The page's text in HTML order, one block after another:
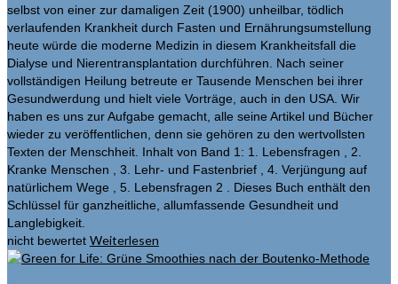
selbst von einer zur damaligen Zeit (1900) unheilbar, tödlich
verlaufenden Krankheit durch Fasten und Ernährungsumstellung
heute würde die moderne Medizin in diesem Krankheitsfall die
Dialyse und Nierentransplantation durchführen. Nach seiner
vollständigen Heilung betreute er Tausende Menschen bei ihrer
Gesundwerdung und hielt viele Vorträge, auch in den USA. Wir
haben es uns zur Aufgabe gemacht, alle seine Artikel und Bücher
wieder zu veröffentlichen, denn sie gehören zu den wertvollsten
Texten der Menschheit. Inhalt von Band 1: 1. Lebensfragen , 2.
Kranke Menschen , 3. Lehr- und Fastenbrief , 4. Verjüngung auf
natürlichem Wege , 5. Lebensfragen 2 . Dieses Buch enthält den
Schlüssel für ganzheitliche, allumfassende Gesundheit und
Langlebigkeit.
nicht bewertet Weiterlesen